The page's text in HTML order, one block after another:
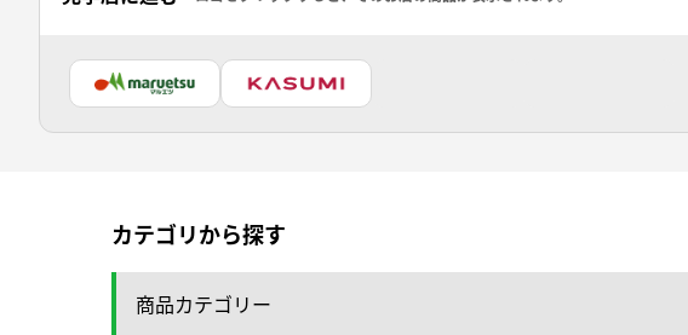
カテゴリから探す
商品カテゴリー